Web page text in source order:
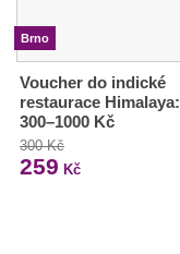
Brno
Voucher do indické
restaurace Himalaya:
300–1000 Kč
300 Kč
259 Kč